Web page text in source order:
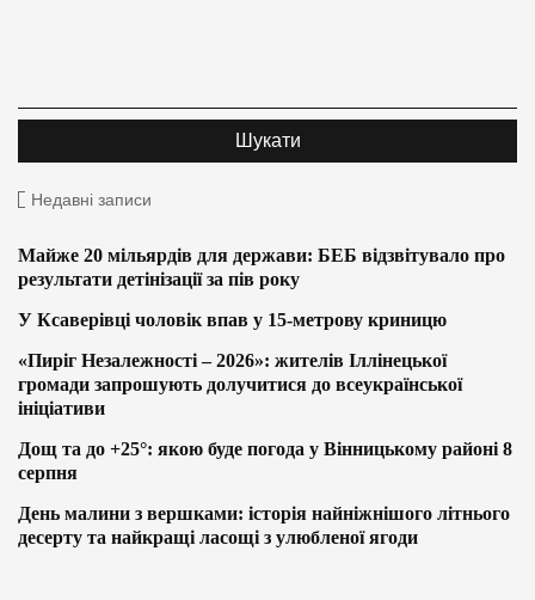
Недавні записи
Майже 20 мільярдів для держави: БЕБ відзвітувало про
результати детінізації за пів року
У Ксаверівці чоловік впав у 15-метрову криницю
«Пиріг Незалежності – 2026»: жителів Іллінецької
громади запрошують долучитися до всеукраїнської
ініціативи
Дощ та до +25°: якою буде погода у Вінницькому районі 8
серпня
День малини з вершками: історія найніжнішого літнього
десерту та найкращі ласощі з улюбленої ягоди